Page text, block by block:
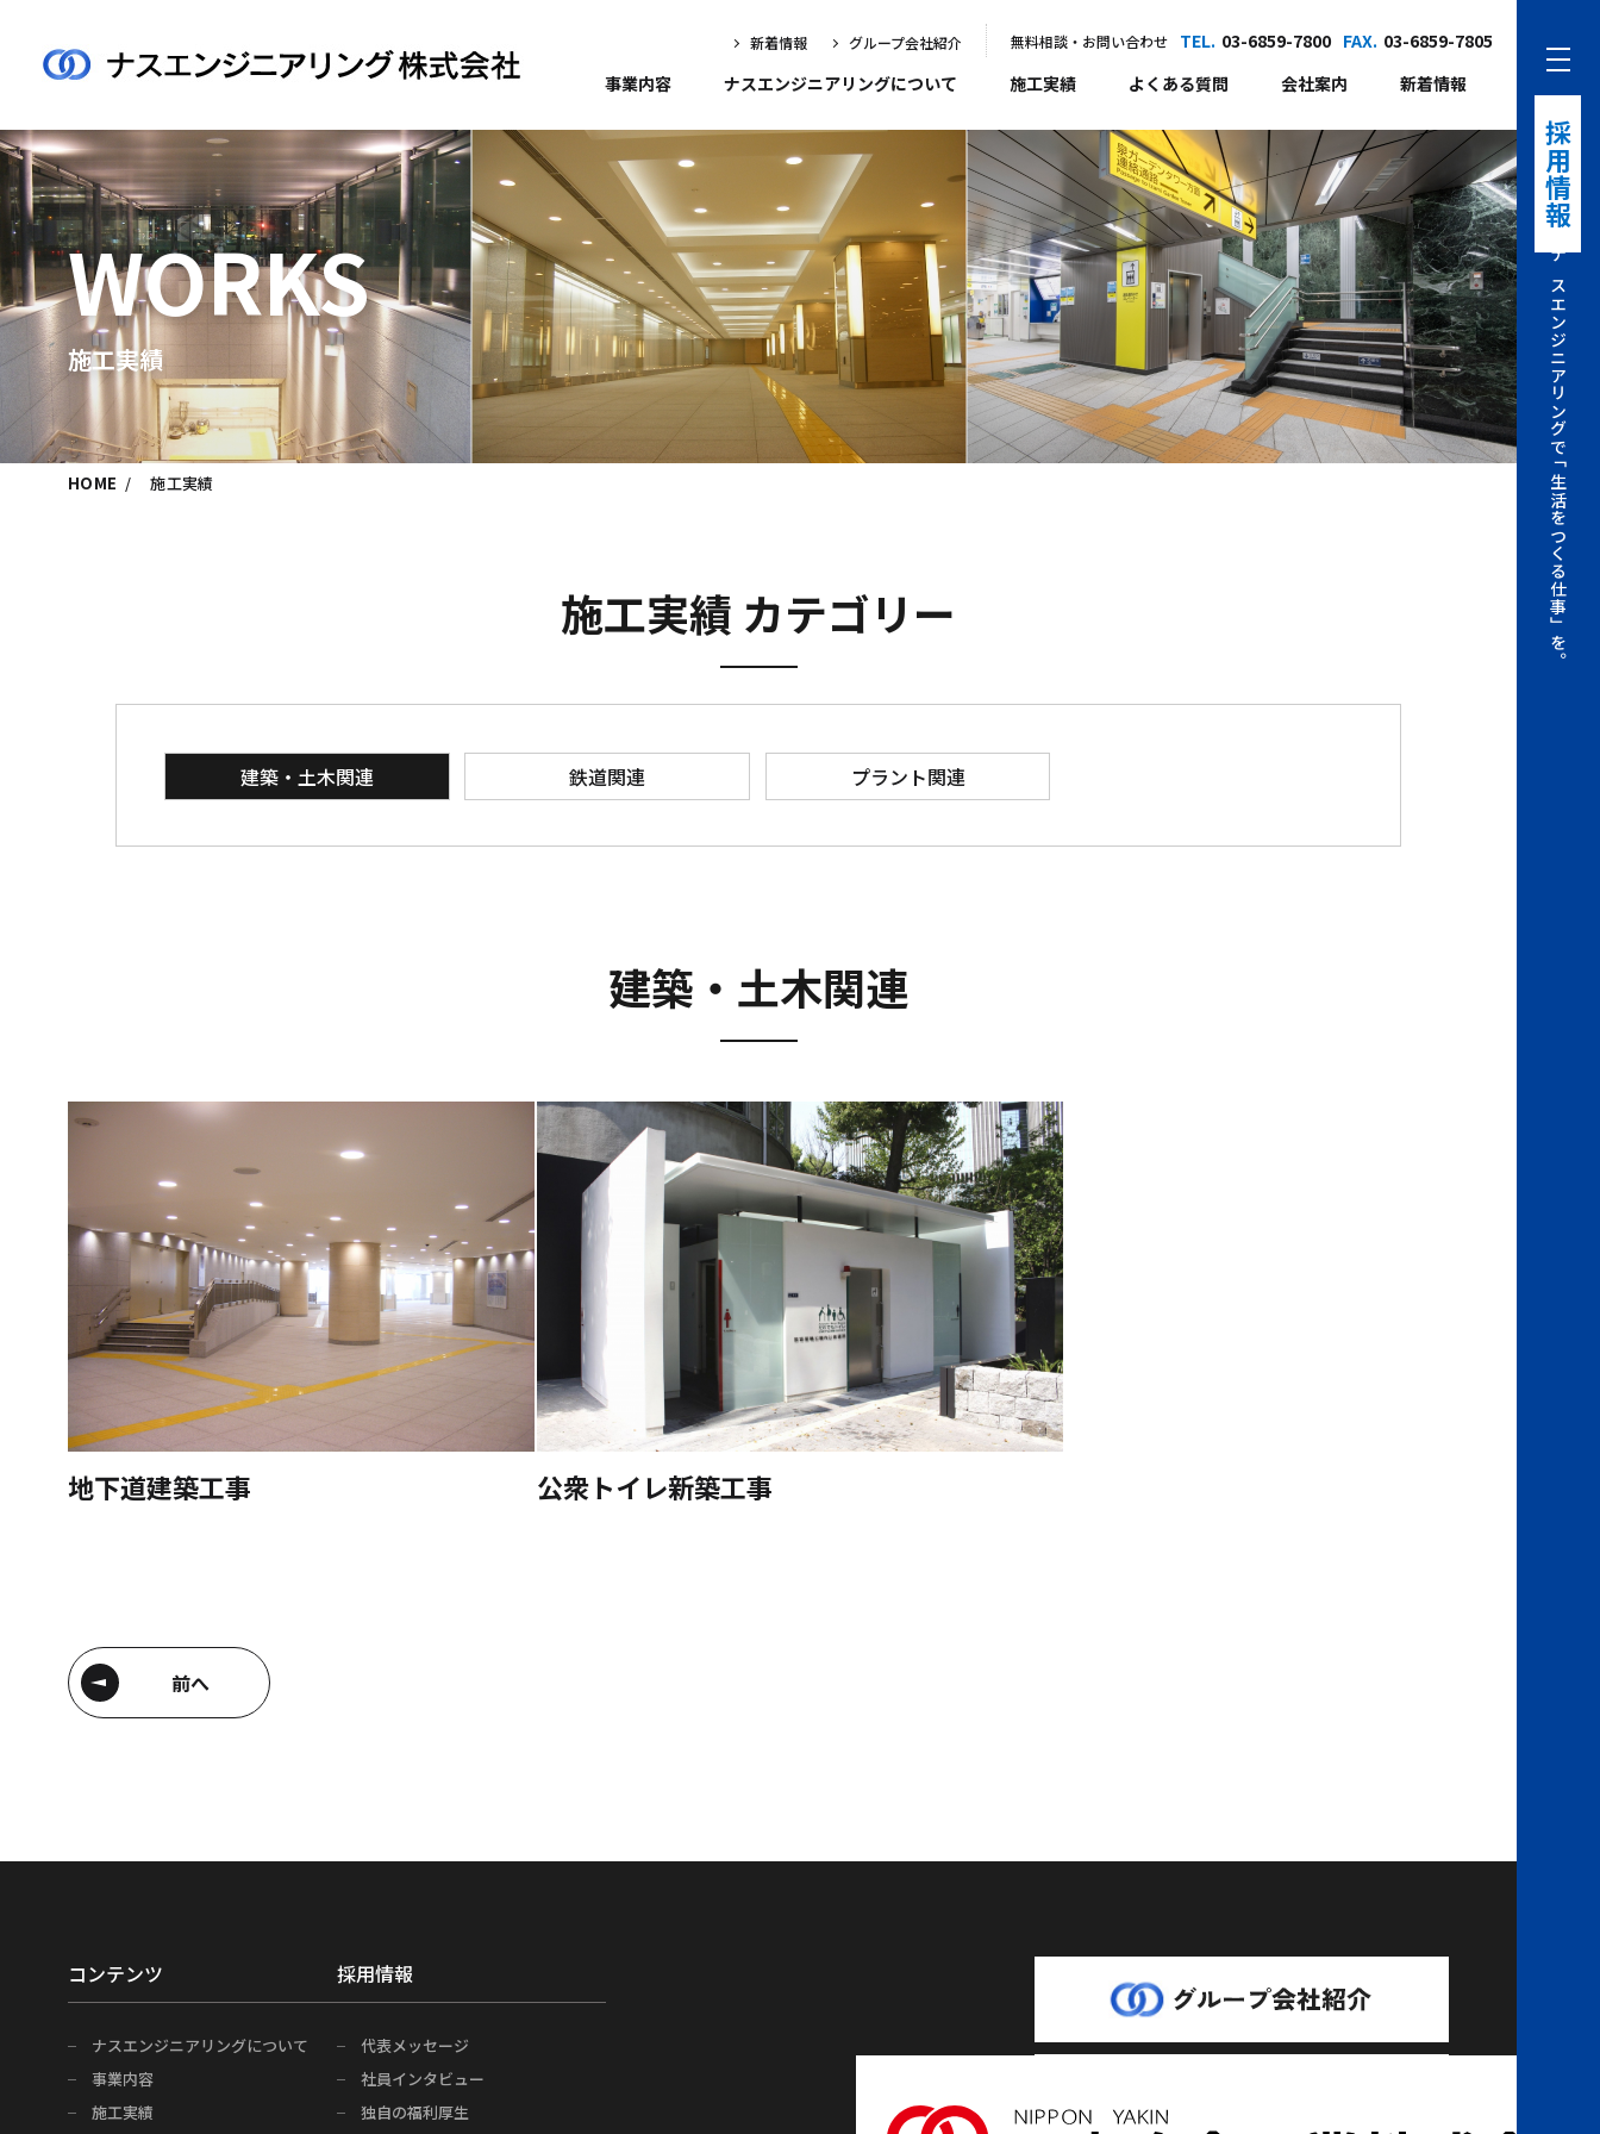
新着情報 グループ会社紹介 無料相談・お問い合わせ TEL. 03-6859-7800 FAX. 03-6859-7805
事業内容
ナスエンジニアリングについて 施工実績 よくある質問 会社案内 新着情報
採用情報
ナスエンジニアリングで「生活をつくる仕事」を。
WORKS
施工実績
HOME 施工実績
施工実績 カテゴリー
建築・土木関連 鉄道関連 プラント関連
建築・土木関連
地下道建築工事 公衆トイレ新築工事
前へ
コンテンツ
ナスエンジニアリングについて
事業内容
施工実績
採用情報
代表メッセージ
社員インタビュー
独自の福利厚生